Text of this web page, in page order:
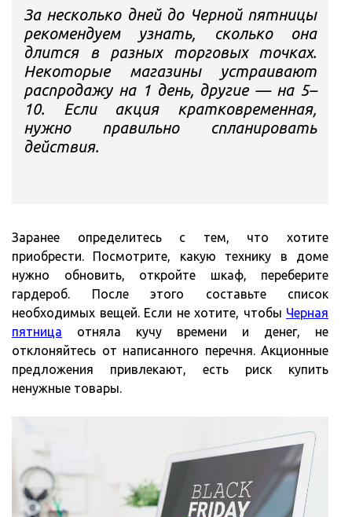
За несколько дней до Черной пятницы
рекомендуем узнать, сколько она
длится в разных торговых точках.
Некоторые магазины устраивают
распродажу на 1 день, другие — на 5–
10. Если акция кратковременная,
нужно правильно спланировать
действия.
Заранее определитесь с тем, что хотите
приобрести. Посмотрите, какую технику в доме
нужно обновить, откройте шкаф, переберите
гардероб. После этого составьте список
необходимых вещей. Если не хотите, чтобы Черная
пятница отняла кучу времени и денег, не
отклоняйтесь от написанного перечня. Акционные
предложения привлекают, есть риск купить
ненужные товары.